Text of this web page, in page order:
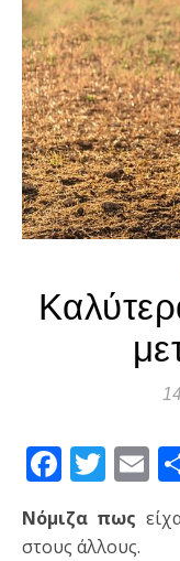
Νόμιζα πως
στους άλλους.